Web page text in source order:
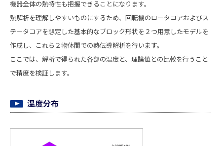
機器全体の熱特性も把握できることになります。
熱解析を理解しやすいものにするため、回転機のロータコアおよびス
テータコアを想定した基本的なブロック形状を２つ用意したモデルを
作成し、これら２物体間での熱伝導解析を行います。
ここでは、解析で得られた各部の温度と、理論値との比較を行うこと
で精度を検証します。
温度分布